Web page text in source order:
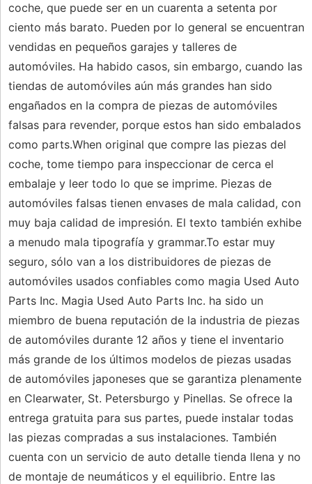
coche, que puede ser en un cuarenta a setenta por
ciento más barato. Pueden por lo general se encuentran
vendidas en pequeños garajes y talleres de
automóviles. Ha habido casos, sin embargo, cuando las
tiendas de automóviles aún más grandes han sido
engañados en la compra de piezas de automóviles
falsas para revender, porque estos han sido embalados
como parts.When original que compre las piezas del
coche, tome tiempo para inspeccionar de cerca el
embalaje y leer todo lo que se imprime. Piezas de
automóviles falsas tienen envases de mala calidad, con
muy baja calidad de impresión. El texto también exhibe
a menudo mala tipografía y grammar.To estar muy
seguro, sólo van a los distribuidores de piezas de
automóviles usados ​​confiables como magia Used Auto
Parts Inc. Magia Used Auto Parts Inc. ha sido un
miembro de buena reputación de la industria de piezas
de automóviles durante 12 años y tiene el inventario
más grande de los últimos modelos de piezas usadas
de automóviles japoneses que se garantiza plenamente
en Clearwater, St. Petersburgo y Pinellas. Se ofrece la
entrega gratuita para sus partes, puede instalar todas
las piezas compradas a sus instalaciones. También
cuenta con un servicio de auto detalle tienda llena y no
de montaje de neumáticos y el equilibrio. Entre las